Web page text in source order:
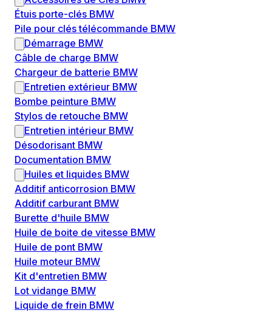
Étuis porte-clés BMW
Pile pour clés télécommande BMW
Démarrage BMW
Câble de charge BMW
Chargeur de batterie BMW
Entretien extérieur BMW
Bombe peinture BMW
Stylos de retouche BMW
Entretien intérieur BMW
Désodorisant BMW
Documentation BMW
Huiles et liquides BMW
Additif anticorrosion BMW
Additif carburant BMW
Burette d'huile BMW
Huile de boite de vitesse BMW
Huile de pont BMW
Huile moteur BMW
Kit d'entretien BMW
Lot vidange BMW
Liquide de frein BMW